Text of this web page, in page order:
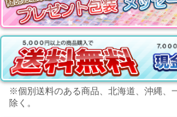
※個別送料のある商品、北海道、沖縄、
除く。